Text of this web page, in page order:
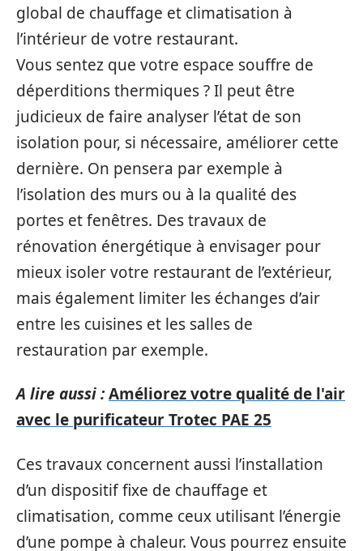
global de chauffage et climatisation à
l’intérieur de votre restaurant.
Vous sentez que votre espace souffre de
déperditions thermiques ? Il peut être
judicieux de faire analyser l’état de son
isolation pour, si nécessaire, améliorer cette
dernière. On pensera par exemple à
l’isolation des murs ou à la qualité des
portes et fenêtres. Des travaux de
rénovation énergétique à envisager pour
mieux isoler votre restaurant de l’extérieur,
mais également limiter les échanges d’air
entre les cuisines et les salles de
restauration par exemple.
A lire aussi :Améliorez votre qualité de l'air
avec le purificateur Trotec PAE 25
Ces travaux concernent aussi l’installation
d’un dispositif fixe de chauffage et
climatisation, comme ceux utilisant l’énergie
d’une pompe à chaleur. Vous pourrez ensuite